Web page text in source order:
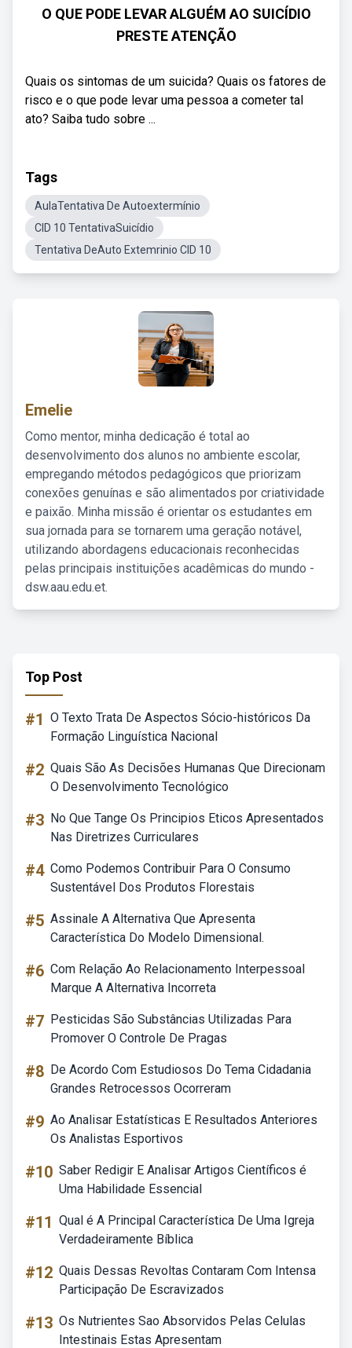
O QUE PODE LEVAR ALGUÉM AO SUICÍDIO
PRESTE ATENÇÃO
Quais os sintomas de um suicida? Quais os fatores de
risco e o que pode levar uma pessoa a cometer tal
ato? Saiba tudo sobre ...
Tags
AulaTentativa De Autoextermínio
CID 10 TentativaSuicídio
Tentativa DeAuto Extemrinio CID 10
Emelie
Como mentor, minha dedicação é total ao
desenvolvimento dos alunos no ambiente escolar,
empregando métodos pedagógicos que priorizam
conexões genuínas e são alimentados por criatividade
e paixão. Minha missão é orientar os estudantes em
sua jornada para se tornarem uma geração notável,
utilizando abordagens educacionais reconhecidas
pelas principais instituições acadêmicas do mundo -
dsw.aau.edu.et.
Top Post
#1 O Texto Trata De Aspectos Sócio-históricos Da
Formação Linguística Nacional
#2 Quais São As Decisões Humanas Que Direcionam
O Desenvolvimento Tecnológico
#3 No Que Tange Os Principios Eticos Apresentados
Nas Diretrizes Curriculares
#4 Como Podemos Contribuir Para O Consumo
Sustentável Dos Produtos Florestais
#5 Assinale A Alternativa Que Apresenta
Característica Do Modelo Dimensional.
#6 Com Relação Ao Relacionamento Interpessoal
Marque A Alternativa Incorreta
#7 Pesticidas São Substâncias Utilizadas Para
Promover O Controle De Pragas
#8 De Acordo Com Estudiosos Do Tema Cidadania
Grandes Retrocessos Ocorreram
#9 Ao Analisar Estatísticas E Resultados Anteriores
Os Analistas Esportivos
#10 Saber Redigir E Analisar Artigos Científicos é
Uma Habilidade Essencial
#11 Qual é A Principal Característica De Uma Igreja
Verdadeiramente Bíblica
#12 Quais Dessas Revoltas Contaram Com Intensa
Participação De Escravizados
#13 Os Nutrientes Sao Absorvidos Pelas Celulas
Intestinais Estas Apresentam